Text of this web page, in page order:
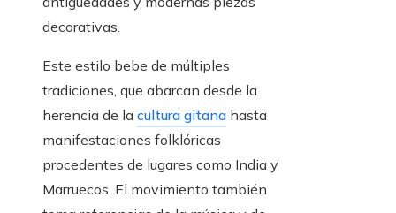
decorativas.
Este estilo bebe de múltiples
tradiciones, que abarcan desde la
herencia de la cultura gitana hasta
manifestaciones folklóricas
procedentes de lugares como India y
Marruecos. El movimiento también